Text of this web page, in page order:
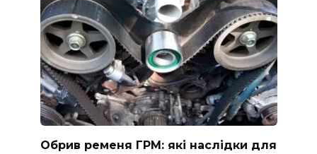
Обрив ременя ГРМ: які наслідки для